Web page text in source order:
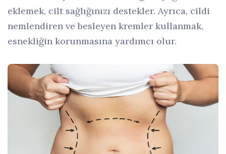
eklemek, cilt sağlığınızı destekler. Ayrıca, cildi
nemlendiren ve besleyen kremler kullanmak,
esnekliğin korunmasına yardımcı olur.